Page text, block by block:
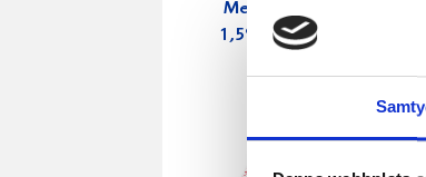
Mellanmjölk
1,5% laktosfri